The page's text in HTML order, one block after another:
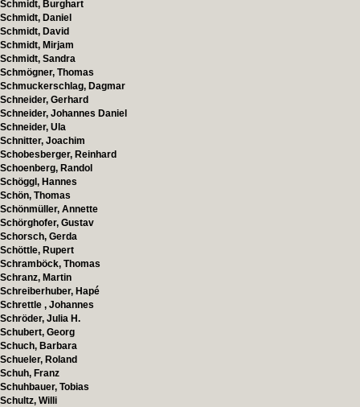
Schmidt, Burghart
Schmidt, Daniel
Schmidt, David
Schmidt, Mirjam
Schmidt, Sandra
Schmögner, Thomas
Schmuckerschlag, Dagmar
Schneider, Gerhard
Schneider, Johannes Daniel
Schneider, Ula
Schnitter, Joachim
Schobesberger, Reinhard
Schoenberg, Randol
Schöggl, Hannes
Schön, Thomas
Schönmüller, Annette
Schörghofer, Gustav
Schorsch, Gerda
Schöttle, Rupert
Schramböck, Thomas
Schranz, Martin
Schreiberhuber, Hapé
Schrettle , Johannes
Schröder, Julia H.
Schubert, Georg
Schuch, Barbara
Schueler, Roland
Schuh, Franz
Schuhbauer, Tobias
Schultz, Willi